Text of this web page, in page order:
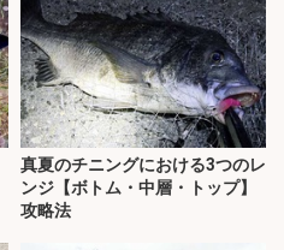
真夏のチニングにおける3つのレ
ンジ【ボトム・中層・トップ】
攻略法